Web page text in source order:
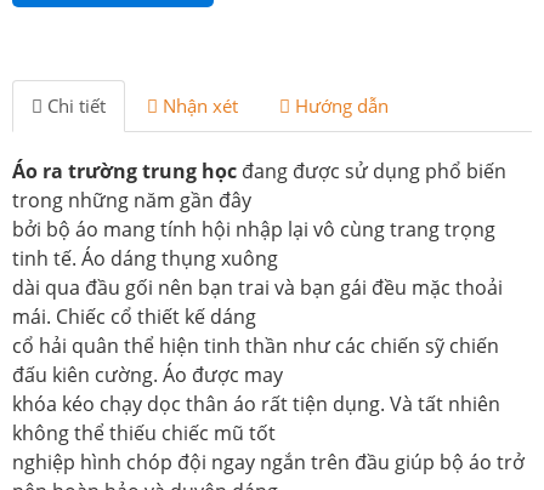
Chi tiết Nhận xét Hướng dẫn
Áo ra trường trung học đang được sử dụng phổ biến
trong những năm gần đây
bởi bộ áo mang tính hội nhập lại vô cùng trang trọng
tinh tế. Áo dáng thụng xuông
dài qua đầu gối nên bạn trai và bạn gái đều mặc thoải
mái. Chiếc cổ thiết kế dáng
cổ hải quân thể hiện tinh thần như các chiến sỹ chiến
đấu kiên cường. Áo được may
khóa kéo chạy dọc thân áo rất tiện dụng. Và tất nhiên
không thể thiếu chiếc mũ tốt
nghiệp hình chóp đội ngay ngắn trên đầu giúp bộ áo trở